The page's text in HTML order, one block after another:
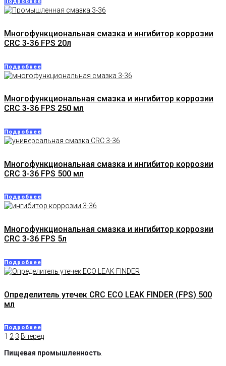
Подробнее
Многофункциональная смазка и ингибитор коррозии
CRC 3-36 FPS 20л
Подробнее
Многофункциональная смазка и ингибитор коррозии
CRC 3-36 FPS 250 мл
Подробнее
Многофункциональная смазка и ингибитор коррозии
CRC 3-36 FPS 500 мл
Подробнее
Многофункциональная смазка и ингибитор коррозии
CRC 3-36 FPS 5л
Подробнее
Определитель утечек CRC ECO LEAK FINDER (FPS) 500
мл
Подробнее
1 2 3 Вперед
Пищевая промышленность.